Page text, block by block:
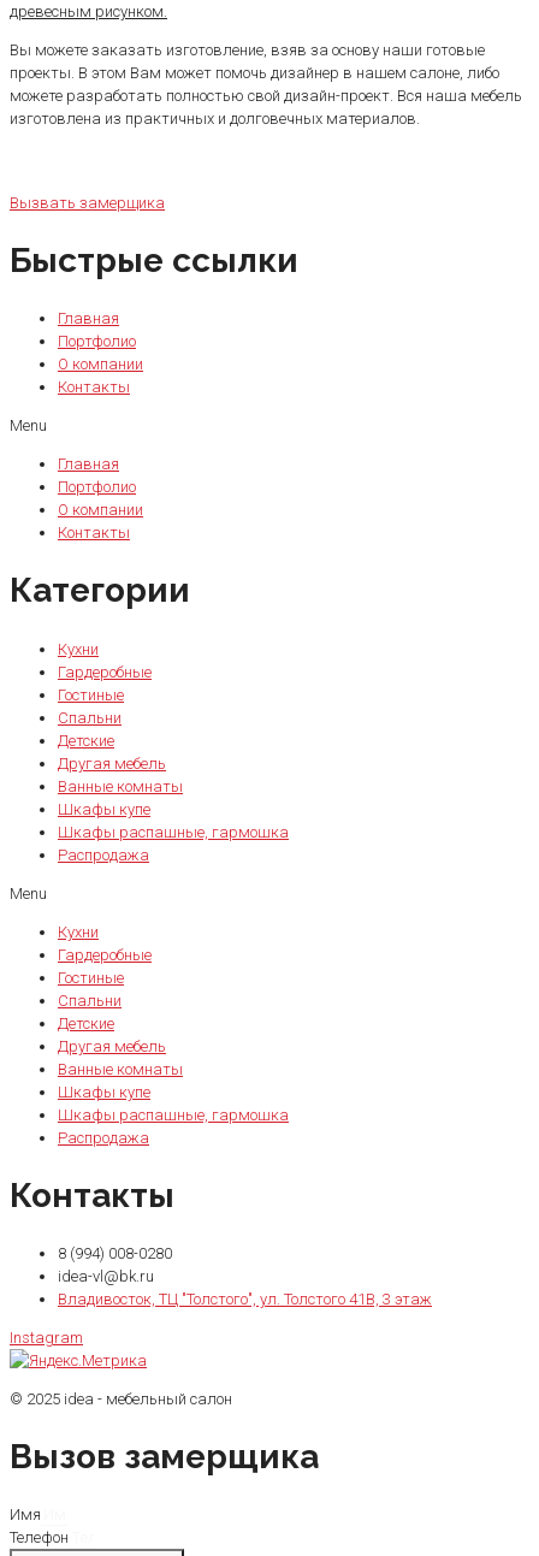
древесным рисунком.
Вы можете заказать изготовление, взяв за основу наши готовые
проекты. В этом Вам может помочь дизайнер в нашем салоне, либо
можете разработать полностью свой дизайн-проект. Вся наша мебель
изготовлена из практичных и долговечных материалов.
Вызвать замерщика
Быстрые ссылки
Главная
Портфолио
О компании
Контакты
Menu
Главная
Портфолио
О компании
Контакты
Категории
Кухни
Гардеробные
Гостиные
Спальни
Детские
Другая мебель
Ванные комнаты
Шкафы купе
Шкафы распашные, гармошка
Распродажа
Menu
Кухни
Гардеробные
Гостиные
Спальни
Детские
Другая мебель
Ванные комнаты
Шкафы купе
Шкафы распашные, гармошка
Распродажа
Контакты
8 (994) 008-0280
idea-vl@bk.ru
Владивосток, ТЦ "Толстого", ул. Толстого 41В, 3 этаж
Instagram
© 2025 idea - мебельный салон
Вызов замерщика
Имя
Телефон